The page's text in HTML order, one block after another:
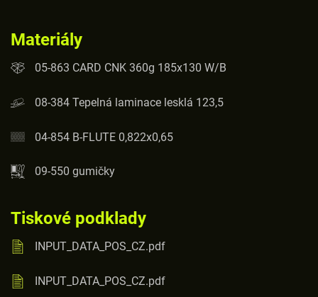
Materiály
05-863 CARD CNK 360g 185x130 W/B
08-384 Tepelná laminace lesklá 123,5
04-854 B-FLUTE 0,822x0,65
09-550 gumičky
Tiskové podklady
INPUT_DATA_POS_CZ.pdf
INPUT_DATA_POS_CZ.pdf